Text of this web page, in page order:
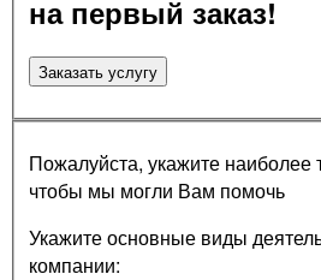
на первый заказ!
Заказать услугу
Пожалуйста, укажите
чтобы мы могли Вам помочь
Укажите основные виды
компании: